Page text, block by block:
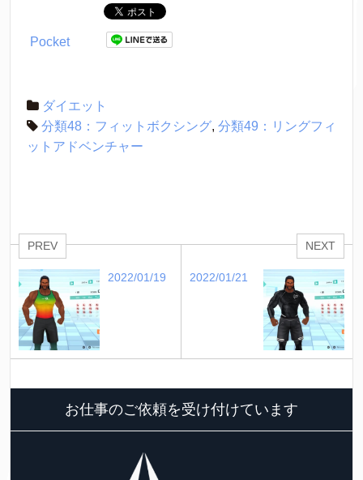
Pocket
ダイエット
分類48：フィットボクシング, 分類49：リングフィ
ットアドベンチャー
PREV
2022/01/19
NEXT
2022/01/21
お仕事のご依頼を受け付けています